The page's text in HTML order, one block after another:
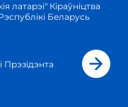
латарэі" Кіраўніцтва
Беларусь
Прэзідэнта